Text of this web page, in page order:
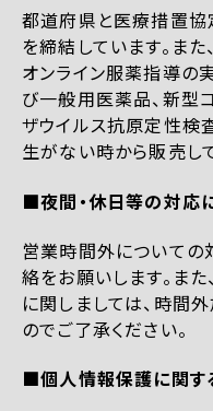
都道府県と医療措置協
を締結しています。ま
オンライン服薬指導の
び一般用医薬品、新型
ザウイルス抗原定性検
生がない時から販売し
■夜間・休日等の対応
営業時間外について
絡をお願いします。ま
に関しましては、時間
のでご了承ください。
■個人情報保護に関す